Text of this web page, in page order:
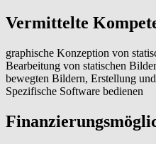
Vermittelte
graphische Konzeption von
Bearbeitung von statischen
bewegten Bildern, Erstellung
Spezifische Software bedienen